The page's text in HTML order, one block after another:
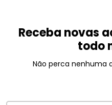
Receba novas
todo
Não perca nenhuma